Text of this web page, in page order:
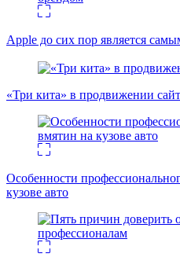
Apple до сих пор является
«Три кита» в продвижении
Особенности
кузове авто